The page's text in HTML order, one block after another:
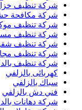
شركة تنظيف
شركة مكافحة
شركة تنظيف
شركة تنظيف
شركة تنظيف
شركة تنظيف
شركة تنظيف
كهربائى بالزلفي
سباك بالزلفي
فني دش بالزلفي
شركة دهانات